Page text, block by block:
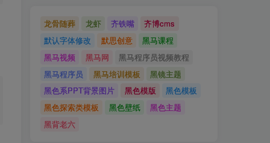
龙骨随葬 龙虾 齐铁嘴
齐博cms
默认字体修改
默思创意
黑马课程
黑马视频
黑马网
黑马程序员视频教程
黑马程序员
黑马培训模板
黑镜主题
黑色系PPT背景图片
黑色模版
黑色模板
黑色探索类模板
黑色壁纸
黑色主题
黑背老六